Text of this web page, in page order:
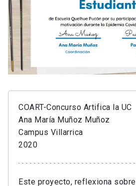
COART-Concurso Artifica la UC
Ana María Muñoz Muñoz
Campus Villarrica
2020
Este proyecto, reflexiona